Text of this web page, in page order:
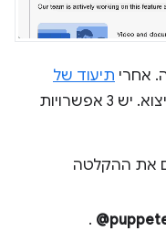
אחרי תיעוד של
, לוחצים על לחצן הייצוא. יש 3 אפשרויות
את ההקלטה
.